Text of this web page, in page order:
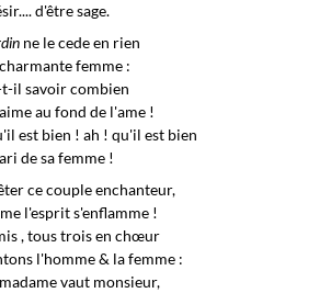
d'être sage.
ne le cede en rien
femme :
il savoir combien
au fond de l'ame !
est bien ! ah ! qu'il est bien
de sa femme !
ce couple enchanteur,
l'esprit s'enflamme !
, tous trois en chœur
l'homme & la femme :
vaut monsieur,